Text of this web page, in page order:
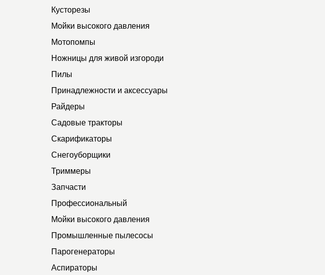
Кусторезы
Мойки высокого давления
Мотопомпы
Ножницы для живой изгороди
Пилы
Принадлежности и аксессуары
Райдеры
Садовые тракторы
Скарификаторы
Снегоуборщики
Триммеры
Запчасти
Профессиональный
Мойки высокого давления
Промышленные пылесосы
Парогенераторы
Аспираторы